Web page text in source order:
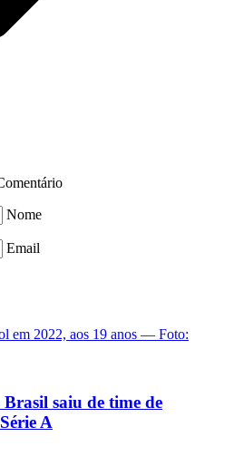
Nome
Email
saiu de time de
A